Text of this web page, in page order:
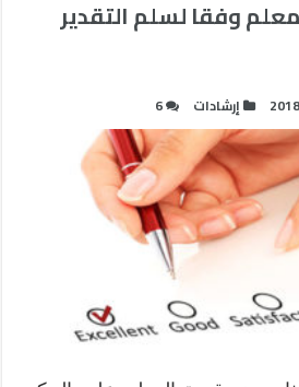
وفقا لسلم التقدير
إرشادات 6